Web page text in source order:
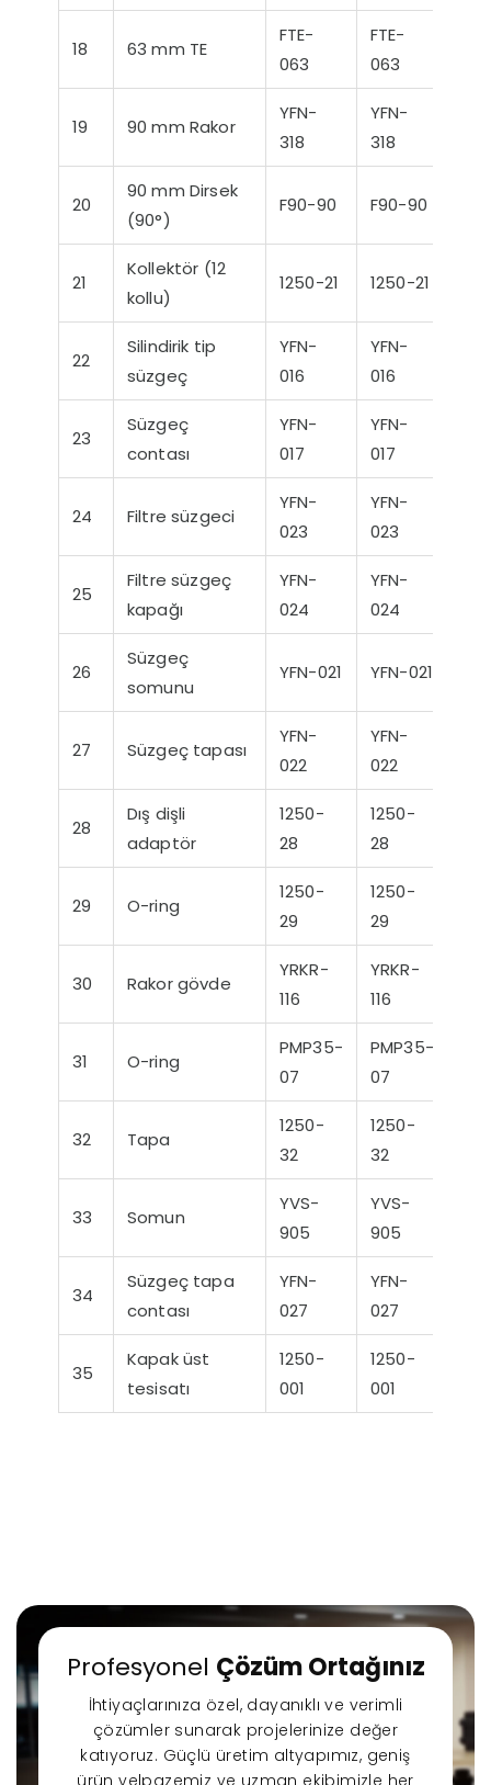
18 63 mm TE
FTE-
063
FTE-
063
19 90 mm Rakor
YFN-
318
YFN-
318
20
90 mm Dirsek
(90°)
F90-90 F90-90
21
Kollektör (12
kollu)
1250-21 1250-21
22
Silindirik tip
süzgeç
YFN-
016
YFN-
016
23
Süzgeç
contası
YFN-
017
YFN-
017
24 Filtre süzgeci
YFN-
023
YFN-
023
25
Filtre süzgeç
kapağı
YFN-
024
YFN-
024
26
Süzgeç
somunu
YFN-021 YFN-021
27 Süzgeç tapası
YFN-
022
YFN-
022
28
Dış dişli
adaptör
1250-
28
1250-
28
29 O-ring
1250-
29
1250-
29
30 Rakor gövde
YRKR-
116
YRKR-
116
31 O-ring
PMP35-
07
PMP35-
07
32 Tapa
1250-
32
1250-
32
33 Somun
YVS-
905
YVS-
905
34
Süzgeç tapa
contası
YFN-
027
YFN-
027
35
Kapak üst
tesisatı
1250-
001
1250-
001
Profesyonel Çözüm Ortağınız
İhtiyaçlarınıza özel, dayanıklı ve verimli
çözümler sunarak projelerinize değer
katıyoruz. Güçlü üretim altyapımız, geniş